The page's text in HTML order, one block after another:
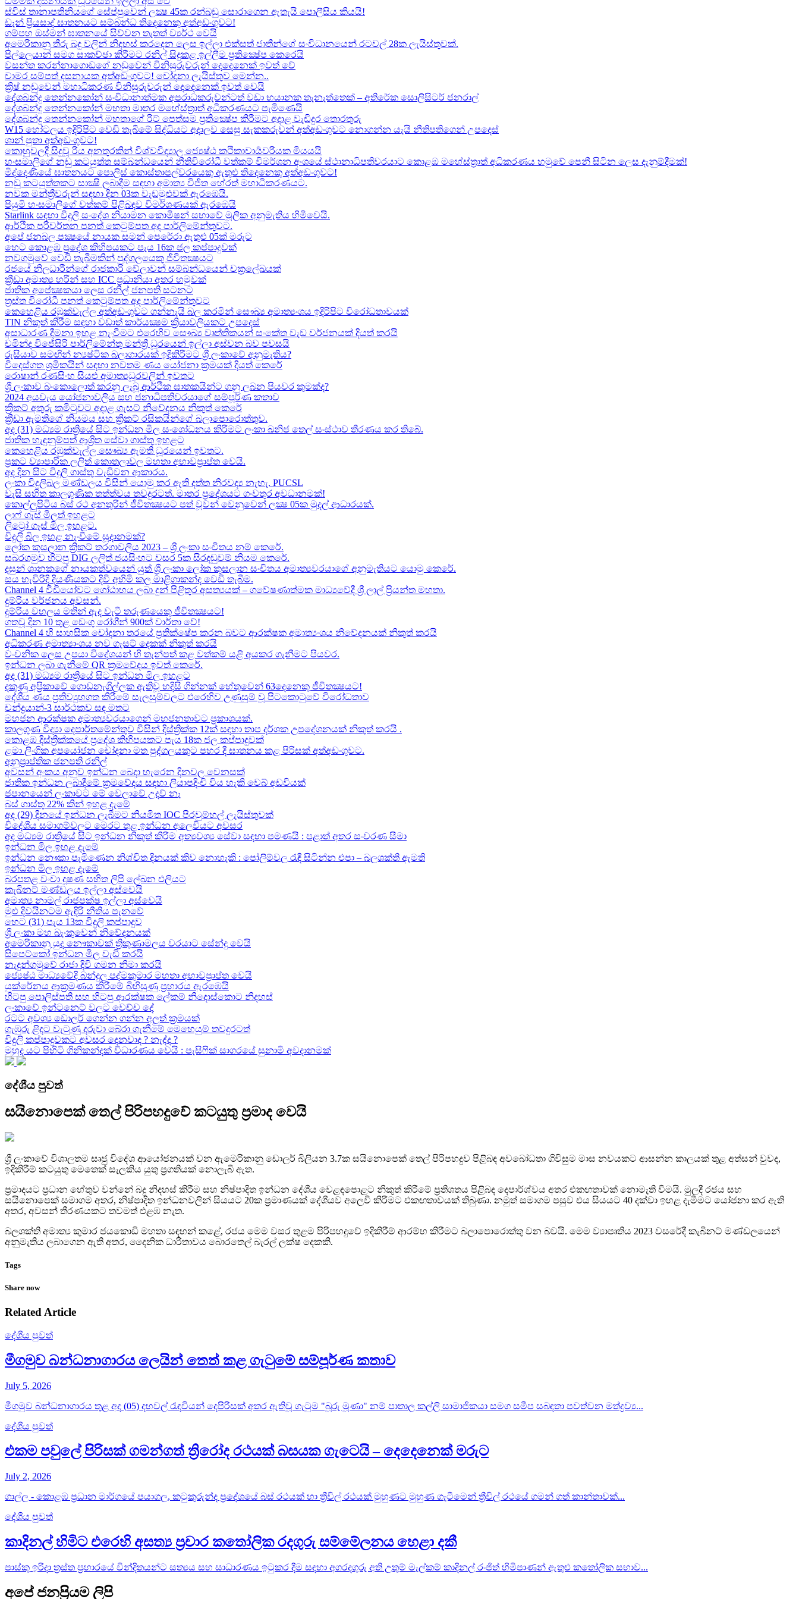
ස්විස් තානාපතිනියගේ සේප්පුවෙන් ලක්‍ෂ 45ක රන්බඩු සොරාගෙන ඇතැයි පොලීසිය කියයි!
ඩෑන් ප්‍රියසාද් ඝාතනයට සම්බන්ධ තිදෙනෙකු අත්අඩංගුවට​!
ගම්පහ ඔස්මන් ඝාතනයේ සිව්වන තැතත් ව්‍යර්ථ වෙයි
අමෙරිකානු තීරු බදු වලින් නිදහස් කරදෙන ලෙස ඉල්ලා එක්සත් ජාතීන්ගේ සංවිධානයෙන් රටවල් 28ක ලැයිස්තුවක්.
පිල්ලෙයාන් සමග සාකච්ඡා කිරීමට රනිල් සිදුකළ ඉල්ලීම ප්‍රතික්‍ෂේප කෙරෙයි
වසන්ත කරන්නාගොඩගේ නඩුවෙන් විනිසුරුවරුන් දෙදෙනෙක් ඉවත් වේ
චාමර සම්පත් දසනායක අත්අඩංගුවට​! චෝදනා ලැයිස්තුව මෙන්න​..
ක්‍රිෂ් නඩුවෙන් මහාධිකරණ විනිසුරුවරුන් දෙදෙනෙක් ඉවත් වෙයි
දේශබන්දු තෙන්නකෝන් සංවිධානාත්මක අපරාධකරුවන්ටත් වඩා භයානක තැනැත්තෙක් – අතිරේක සොලිසිටර් ජනරාල්
දේශබන්දු තෙන්නකෝන් මහතා මාතර මහේස්ත්‍රාත් අධිකරණයට පැමිණෙයි
දේශබන්දු තෙන්නකෝන් මහතාගේ රිට් පෙත්සම ප්‍රතික්‍ෂේප කිරීමට අදාළ වැඩිදුර තොරතුරු
W15 හෝටලය ඉදිරිපිට වෙඩි තැබීමේ සිද්ධියට අදාලව​ සෙසු සැකකරුවන් අත්අඩංගුවට නොගන්න යැයි නීතිපතිගෙන් උපදෙස්
ශාන් පුතා අත්අඩංගුවට!
කොහුවලදී සිදුවූ රිය අනතුරකින් විශ්වවිද්‍යාල ජ්‍යෙෂ්ඨ කථිකාචාර්‍යවරියක මියයයි
හංසමාලිගේ නඩු කටයුත්ත සම්බන්ධයෙන් නීතිවිරෝධී වත්කම් විමර්ශන අංශයේ ස්ථානාධිපතිවරයාට කොළඹ මහේස්ත්‍රාත් අධිකරණය හමුවේ පෙනී සිටින ලෙස දැනුම්දීමක්!
මිද්දෙණියේ ඝාතනයට පොලිස් කොස්තාපල්වරයෙකු ඇතුළු තිදෙනෙකු අත්අඩංගුවට​!
නඩු කටයුත්තකට සාක්‍ෂි ලබාදීම සඳහා අමාත්‍ය විජිත හේරත් මහාධිකරණයට​.
නවක මන්ත්‍රීවරුන් සඳහා දින 03ක වැඩමුළුවක් ඇරඹෙයි.
පියුමි හංසමාලිගේ වත්කම් පිළිබඳව විමර්ශණයක් ඇරඹෙයි
Starlink සඳහා විදුලි සංදේශ නියාමන කොමිෂන් සභාවේ මූලික අනුමැතිය හිමිවෙයි.
ආර්ථික පරිවර්තන පනත් කෙටුම්පත අද පාර්ලිමේන්තුවට.
අපේ ජනබල පක්‍ෂයේ නායක සමන් පෙරේරා ඇතුළු 05ක් මරුට​
හෙට කොළඹ ප්‍රදේශ කිහිපයකට පැය 16ක ජල කප්පාදුවක්
නවගමුවේ වෙඩි තැබීමකින් පුද්ගලයෙකු ජීවිතක්‍ෂයට​
රජයේ නිලධාරීන්ගේ රාජකාරි වේලාවන් සම්බන්ධයෙන් චක්‍රලේඛයක්
ක්‍රීඩා අමාත්‍ය හරීන් සහ​ ICC ප්‍රධානියා අතර හමුවක්
ජාතික අපේක්‍ෂකයා ලෙස රනිල් ජනපති සටනට​
ත්‍රස්ත විරෝධී පනත් කෙටුම්පත අද පාර්ලිමේන්තුවට​
කෙහෙළිය රඹුක්වැල්ල අත්අඩංගුවට ගන්නැයි බල කරමින් සෞඛ්‍ය අමාත්‍යංශය ඉදිරිපිට විරෝධතාවයක්
TIN නිකුත් කිරීම සඳහා වඩාත් කාර්යක්‍ෂම ක්‍රියාවලියකට උපදෙස්
අසාධාරණ දීමනා ඉහළ නැංවීමට එරෙහිව සෞඛ්‍ය වෘත්තිකයන් සංකේත වැඩ වර්ජනයක් දියත් කරයි
චමින්ද විජේසිරි පාර්ලිමේන්තු මන්ත්‍රී ධූරයෙන් ඉල්ලා අස්වන බව පවසයි
රුසියාව සමඟින් න්‍යෂ්ටික බලාගාරයක් ඉදිකිරීමට ශ්‍රී ලංකාවේ අනුමැතිය?
විදෙස්ගත ශ්‍රමිකයින් සඳහා නවතම ණය යෝජනා ක්‍රමයක් දියත් කෙරේ
රොෂාන් රණසිංහ සියළු අමාත්‍යධූරවලින් ඉවතට​
ශ්‍රී ලංකාව බංකොලොත් කරනු ලැබූ ආර්ථික ඝාතකයින්ට ගනු ලබන පියවර කුමක්ද​?
2024 අයවැය යෝජනාවලිය​ සහ ජනාධිපතිවරයාගේ සම්පූර්ණ කතාව​
ක්‍රිකට් අතුරු කමිටුවට අදාළ ගැසට් නිවේදනය නිකුත් කෙරේ
ක්‍රීඩා ඇමතිගේ නියමය​ සහ ක්‍රිකට් රසිකයින්ගේ බලාපොරොත්තුව.
අද (31) මධ්‍යම රාත්‍රියේ සිට ඉන්ධන මිල සංශෝධනය කිරීමට ලංකා ඛනිජ තෙල් සංස්ථාව තීරණය කර තිබේ.
ජාතික හැඳුනුම්පත් ආශ්‍රිත සේවා ගාස්තු ඉහළට
කෙහෙළිය රඹුක්වැල්ල සෞඛ්‍ය ඇමති ධූරයෙන් ඉවතට​.
ප්‍රකට ව්‍යාපාරික ලලිත් කොතලාවල මහතා අභාවප්‍රාප්ත වෙයි.
අද දින​ සිට විදුලි ගාස්තු වැඩිවන ආකාරය​.
ලංකා විදුලිබල මණ්ඩලය විසින් යොමු කර ඇති දත්ත නිරවද්‍ය නැහැ. PUCSL
වැසි සහිත කාලගුණික තත්ත්වය තවදුරටත්. මාතර ප්‍රදේශයට ගංවතුර අවධානමක්!
කොල්ලුපිටිය බස් රථ අනතුරින් ජීවිතක්‍ෂයට පත් වූවන් වෙනුවෙන් ලක්‍ෂ 05ක​ මුදල් ආධාරයක්​.
ලාෆ් ගෑස් මිලත් ඉහළට​
ලිට්‍රෝ ගෑස් මිල​ ඉහළට​.
විදුලි බිල ඉහළ නැංවීමේ සූදානමක්?
ලෝක කුසලාන ක්‍රිකට් තරගාවලිය 2023 – ශ්‍රී ලංකා සංචිතය නම් කෙරේ​.
සබරගමුව හිටපු DIG ලලිත් ජයසිංහට වසර 5ක සිරදඬුවම් නියම කෙරේ.
දසුන් ශානකගේ නායකත්වයෙන් යුත් ශ්‍රී ලංකා ලෝක කුසලාන සංචිතය අමාත්‍යවරයාගේ අනුමැතියට​ යොමු කෙරේ.
සය හැවිරිදි දියණියකට දිවි අහිමි කල මාළිගාකන්ද වෙඩි තැබීම​.
Channel 4 වීඩියෝවට ගෝඨාභය ලබා දුන් පිළිතුර අසත්‍යයක් – ගවේෂණාත්මක මාධ්‍යවේදී ශ්‍රී ලාල් ප්‍රියන්ත මහතා.
දුම්රිය වර්ජනය අවසන්.
දුම්රිය වහලය මතින් ඇද​ වැටී තරුණයෙකු ජීවිතක්‍ෂයට​!
ගතවූ දින 10 තුළ ඩෙංගු රෝගීන් 900ක් වාර්තා වේ!
Channel 4 හි සාහසික චෝදනා තරයේ ප්‍රතික්ෂේප කරන බවට ආරක්ෂක අමාත්‍යංශය නිවේදනයක් නිකුත් කරයි
අධිකරණ අමාත්‍යාංශය නව ගැසට් දෙකක් නිකුත් කරයි
වංචනික ලෙස උපයා විදේශයන් හි තැන්පත් කළ​ වත්කම් යළි අයකර ගැනීමට පියවර​.
ඉන්ධන ලබා ගැනීමේ QR ක්‍රමවේදය ඉවත් කෙරේ.
අද (31) මධ්‍යම රාත්‍රියේ සිට ඉන්ධන මිල ඉහළට
දකුණු අප්‍රිකාවේ ගොඩනැගිල්ලක ඇතිවූ හදිසි ගින්නක් හේතුවෙන් 63දෙනෙකු ජීවිතක්‍ෂයට​!
දේශීය​ ණය ප්‍රතිව්‍යුහගත කිරීමේ සැලසුම්වලට එරෙහිව උණුසුම් වූ පිටකොටුවේ විරෝධතාව
චන්ද්‍රයාන්-3 සාර්ථකව සඳ මතට​
මහජන ආරක්ෂක අමාත්‍යවරයාගෙන් මහජනතාවට ප්‍රකාශයක්.
කාලගුණ විද්‍යා දෙපාර්තමේන්තුව විසින් දිස්ත්‍රික්ක 12ක් සඳහා තාප දර්ශක උපදේශනයක් නිකුත් කරයි .
කොළඹ දිස්ත්‍රික්කයේ ප්‍රදේශ කිහිපයකට පැය 18ක ජල කප්පාදුවක්
ළමා ලිංගික අපයෝජන චෝදනා මත පුද්ගලයකුට පහර දී ඝාතනය කළ පිරිසක් අත්අඩංගුවට.
අනුප්‍රාප්තික ජනපති රනිල්
අවසන් අංකය අනුව ඉන්ධන බෙදා හැරෙන දිනවල වෙනසක්
ජාතික ඉන්ධන ලබාදීමේ ක්‍රමවේදය සඳහා ලියාපදිංචි විය හැකි වෙබ් අඩවියක්
ජපානයෙන් ලංකාවට මේ වෙලාවේ උදව් නෑ
බස් ගාස්තු 22% කින් ඉහළ දැමේ
අද (29) දිනයේ ඉන්ධන ලැබීමට නියමිත IOC පිරවුම්හල් ලැයිස්තුවක්
විදේශීය සමාගම්වලට මෙරට තුළ ඉන්ධන අලෙවියට අවසර
අද මධ්‍යම රාත්‍රියේ සිට ඉන්ධන නිකුත් කිරීම අත්‍යවශ්‍ය සේවා සඳහා පමණයි : පළාත් අතර සංචරණ සීමා
ඉන්ධන මිල ඉහළ දැමේ
ඉන්ධන නෞකා පැමිණෙන නිශ්චිත දිනයක් කිව නොහැකි : පෝලිම්වල රැඳී සිටින්න එපා – බලශක්ති ඇමති
ඉන්ධන මිල ඉහළ දැමේ
බරපතළ වංචා දූෂණ සහිත ලිපි ලේඛන එලියට
කැබිනට් මණ්ඩලය ඉල්ලා අස්වෙයි
අමාත්‍ය නාමල් රාජපක්ෂ ඉල්ලා අස්වෙයි
මුළු දිවයිනටම ඇඳිරි නීතිය පැනවේ
හෙට (31) පැය 13ක විදුලි කප්පාදුව
ශ්‍රී ලංකා මහ බැංකුවෙන් නිවේදනයක්
අමෙරිකානු යුද නෞකාවක් ත්‍රිකුණාමලය වරයාට සේන්දු වෙයි
සිපෙට්කෝ ඉන්ධන මිල වැඩි කරයි
නැදුන්ගමුවේ රාජා දිවි ගමන නිමා කරයි
ජ්‍යෙෂ්ඨ මාධ්‍යවේදි බන්දුල පද්මකුමාර මහතා අභාවප්‍රාප්ත වෙයි
යුක්රේනය ආක්‍රමණය කිරීමේ බිහිසුණු ප්‍රහාරය ඇරඹෙයි
හිටපු පොලිස්පති සහ හිටපු ආරක්ෂක ලේකම් නිදොස්කොට නිදහස්
ලංකාවේ ඉන්ටනෙට් වලට වෙච්ච දේ
රටට අවශ්‍ය ඩොලර් ගෙන්න ගන්න අලුත් ක්‍රමයක්
ගැඹුරු ළිදට වැටුණු දරුවා බේරා ගැනීමේ මෙහෙයුම් තවදුරටත්
විදුලි කප්පාදුවකට අවසර දෙනවාද ? නැද්ද ?
මුහුද යට පිහිටි ගිනිකන්දක් විධාරණය වෙයි : පැසිෆික් සාගරයේ සුනාමි අවදානමක්
දේශීය පුවත්
සයිනොපෙක් තෙල් පිරිපහදුවේ කටයුතු ප්‍රමාද වෙයි
ශ්‍රී ලංකාවේ විශාලතම සෘජු විදේශ ආයෝජනයක් වන ඇමෙරිකානු ඩොලර් බිලියන 3.7ක සයිනොපෙක් තෙල් පිරිපහදුව පිළිබඳ අවබෝධතා ගිවිසුම මාස නවයකට ආසන්න කාලයක් තුළ අත්සන් වුවද,
ඉදිකිරීම් කටයුතු මෙතෙක් සැලකිය යුතු ප්‍රගතියක් නොලැබී ඇත.
ප්‍රමාදයට ප්‍රධාන හේතුව වන්නේ බදු නිදහස් කිරීම සහ නිෂ්පාදිත ඉන්ධන දේශීය වෙළඳපොළට නිකුත් කිරීමේ ප්‍රතිශතය පිළිබඳ දෙපාර්ශ්වය අතර එකඟතාවක් නොමැති වීමයි. මුලදී රජය සහ
සයිනොපෙක් සමාගම අතර, නිෂ්පාදිත ඉන්ධනවලින් සියයට 20ක ප්‍රමාණයක් දේශීයව අලෙවි කිරීමට එකඟතාවයක් තිබුණා. නමුත් සමාගම පසුව එය සියයට 40 දක්වා ඉහළ දැමීමට යෝජනා කර ඇති
අතර, අවසන් තීරණයකට තවමත් එළඹ නැත.
බලශක්ති අමාත්‍ය කුමාර ජයකොඩි මහතා සඳහන් කළේ, රජය මෙම වසර තුළම පිරිපහදුවේ ඉදිකිරීම් ආරම්භ කිරීමට බලාපොරොත්තු වන බවයි. මෙම ව්‍යාපෘතිය 2023 වසරේදී කැබිනට් මණ්ඩලයෙන්
අනුමැතිය ලබාගෙන ඇති අතර, දෛනික ධාරිතාවය බොරතෙල් බැරල් ලක්ෂ දෙකකි.
Tags
Share now
Related Article
දේශීය පුවත්
මීගමුව බන්ධනාගාරය ලෙයින් තෙත් කළ ගැටුමේ සම්පූර්ණ කතාව
July 5, 2026
මීගමුව බන්ධනාගාරය තුළ අද (05) දහවල් රැඳවියන් දෙපිරිසක් අතර ඇතිවූ ගැටුම "බූරු මූණා" නම් පාතාල කල්ලි සාමාජිකයා සමග සමීප සබඳතා පවත්වන මත්ද්‍රව්‍ය...
දේශීය පුවත්
එකම පවුලේ පිරිසක් ගමන්ගත් ත්‍රිරෝද රථයක් බසයක ගැටෙයි – දෙදෙනෙක් මරුට
July 2, 2026
ගාල්ල - කොළඹ ප්‍රධාන මාර්ගයේ පයාගල, කටුකුරුන්ද ප්‍රදේශයේ බස් රථයක් හා ත්‍රීවිල් රථයක් මුහුණට මුහුණ ගැටීමෙන් ත්‍රීවිල් රථයේ ගමන් ගත් කාන්තාවක්...
දේශීය පුවත්
කාදිනල් හිමිට එරෙහි අසත්‍ය ප්‍රචාර කතෝලික රදගුරු සම්මේලනය හෙළා දකී
පාස්කු ඉරිදා ත්‍රස්ත ප්‍රහාරයේ වින්දිතයන්ට සත්‍යය සහ සාධාරණය ඉටුකර දීම සඳහා අගරදගුරු අති උතුම් මැල්කම් කාදිනල් රංජිත් හිමිපාණන් ඇතුළු කතෝලික සභාව...
අපේ ජනප්‍රියම ලිපි